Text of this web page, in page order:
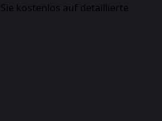
kostenlos auf detaillierte